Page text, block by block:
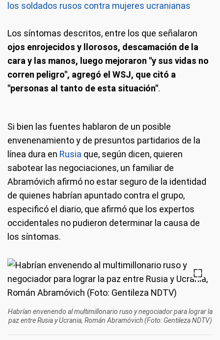
los soldados rusos contra mujeres ucranianas
Los síntomas descritos, entre los que señalaron
ojos enrojecidos y llorosos, descamación de la
cara y las manos, luego mejoraron "y sus vidas no
corren peligro", agregó el WSJ, que citó a
"personas al tanto de esta situación".
Si bien las fuentes hablaron de un posible
envenenamiento y de presuntos partidarios de la
línea dura en Rusia que, según dicen, quieren
sabotear las negociaciones, un familiar de
Abramóvich afirmó no estar seguro de la identidad
de quienes habrían apuntado contra el grupo,
especificó el diario, que afirmó que los expertos
occidentales no pudieron determinar la causa de
los síntomas.
Habrían envenendo al multimillonario ruso y negociador para lograr la
paz entre Rusia y Ucrania, Román Abramóvich (Foto: Gentileza NDTV)